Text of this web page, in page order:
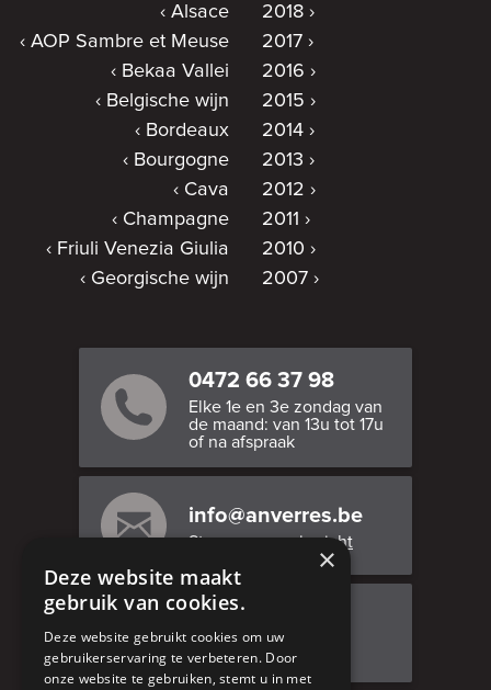
Alsace
AOP Sambre et Meuse
Bekaa Vallei
Belgische wijn
Bordeaux
Bourgogne
Cava
Champagne
Friuli Venezia Giulia
Georgische wijn
2018
2017
2016
2015
2014
2013
2012
2011
2010
2007
0472 66 37 98
Elke 1e en 3e zondag van
de maand: van 13u tot 17u
of na afspraak
info@anverres.be
Stuur ons een bericht
Adresgegevens
×
Deze website maakt
gebruik van cookies.
Deze website gebruikt cookies om uw
gebruikerservaring te verbeteren. Door
onze website te gebruiken, stemt u in met